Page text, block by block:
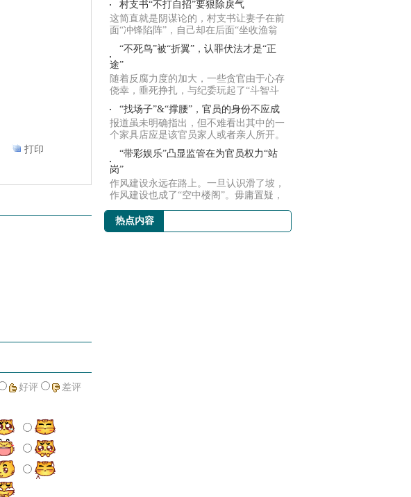
打印
好评
差评
村支书“不打自招”要狠除戾气
这简直就是阴谋论的，村支书让妻子在前
面“冲锋陷阵”，自己却在后面“坐收渔翁
之利”...
“不死鸟”被“折翼”，认罪伏法才是“正
途”
随着反腐力度的加大，一些贪官由于心存
侥幸，垂死挣扎，与纪委玩起了“斗智斗
勇斗意志...
“找场子”&“撑腰”，官员的身份不应成
报道虽未明确指出，但不难看出其中的一
个家具店应是该官员家人或者亲人所开。
双方产生...
“带彩娱乐”凸显监管在为官员权力“站
岗”
作风建设永远在路上。一旦认识滑了坡，
作风建设也成了“空中楼阁”。毋庸置疑，
热点内容